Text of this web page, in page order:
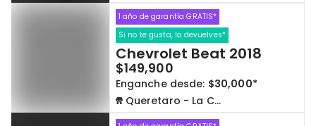
1 año de garantía GRATIS*
Si no te gusta, lo devuelves*
Chevrolet Beat 2018
$149,900
Enganche desde: $30,000*
Queretaro - La Capilla